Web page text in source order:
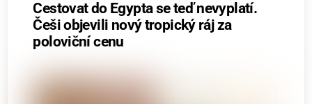
Cestovat do Egypta se teď nevyplatí.
Češi objevili nový tropický ráj za
poloviční cenu